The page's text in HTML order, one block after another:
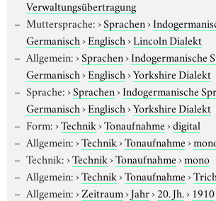
Verwaltungsübertragung
Muttersprache:›Sprachen›
Germanisch›Englisch›Lincoln Dialekt
Allgemein:›Sprachen›Indogermanische
Germanisch›Englisch›Yorkshire Dialekt
Sprache:›Sprachen›Indogermanische
Germanisch›Englisch›Yorkshire Dialekt
Form:›Technik›Tonaufnahme›digital
Allgemein:›Technik›Tonaufnahme›
Technik:›Technik›Tonaufnahme›mono
Allgemein:›Technik›Tonaufnahme›
Allgemein:›Zeitraum›Jahr›20. Jh.› 1910